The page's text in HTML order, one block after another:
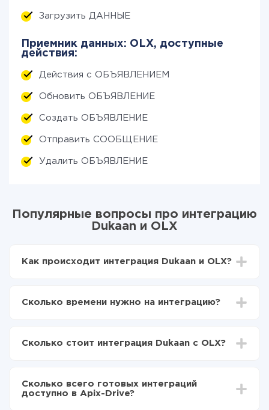
Загрузить ДАННЫЕ
Приемник данных: OLX, доступные
действия:
Действия с ОБЪЯВЛЕНИЕМ
Обновить ОБЪЯВЛЕНИЕ
Создать ОБЪЯВЛЕНИЕ
Отправить СООБЩЕНИЕ
Удалить ОБЪЯВЛЕНИЕ
Популярные вопросы про интеграцию
Dukaan и OLX
Как происходит интеграция Dukaan и OLX?
Выбираете какие данные передавать из Dukaan в
Теперь данные будут автоматически
передаваться из Dukaan в OLX
Сколько времени нужно на интеграцию?
отличаться и составлять от 5-ти до 30-минут. В
Сколько стоит интеграция Dukaan с OLX?
функционал. Вы оплачиваете только количество
данных, которые по факту передаются из одной
Сколько всего готовых интеграций
доступно в Apix-Drive?